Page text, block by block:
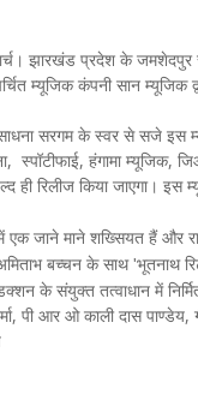
झारखंड प्रदेश के जमशेदपुर
म्यूजिक कंपनी सान म्यूजिक
साधना सरगम के स्वर से सजे
स्पॉटीफाई, हंगामा
रिलीज किया जाएगा। इस
एक जाने माने शख्सियत हैं और
बच्चन के साथ 'भूतनाथ
के संयुक्त तत्वाधान में निर्मित
पी आर ओ काली दास